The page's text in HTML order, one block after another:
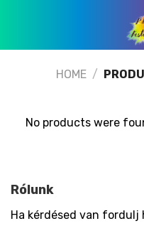
HOME /
No products were
Rólunk
Ha kérdésed van fordulj